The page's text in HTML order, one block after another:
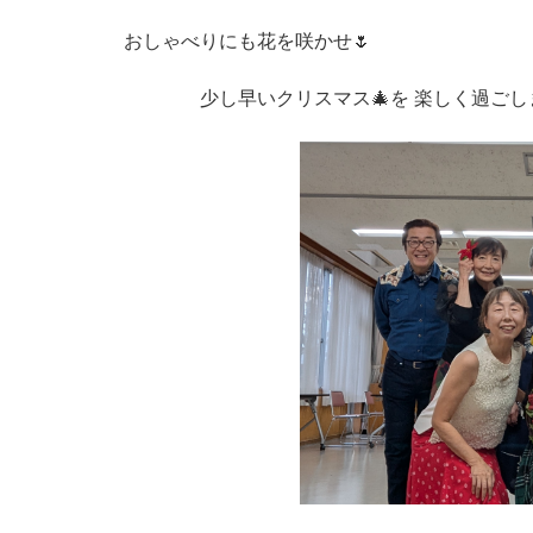
おしゃべりにも花を咲かせ🌷
少し早いクリスマス🎄を 楽しく過ご